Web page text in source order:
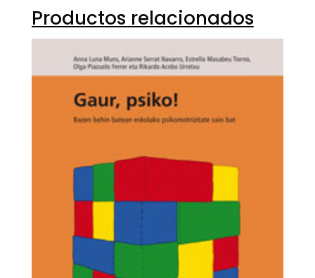
Productos relacionados